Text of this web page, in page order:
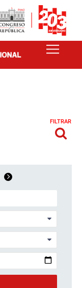
FILTRAR